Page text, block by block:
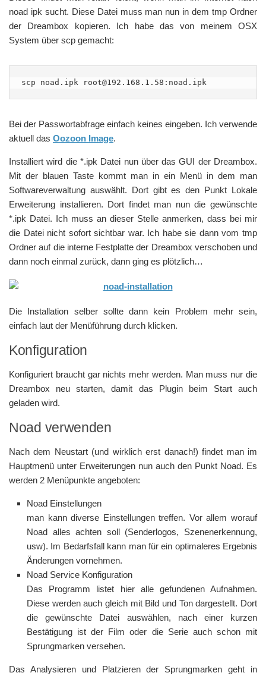
noad ipk sucht. Diese Datei muss man nun in dem tmp Ordner
der Dreambox kopieren. Ich habe das von meinem OSX
System über scp gemacht:
scp noad.ipk root@192.168.1.58:noad.ipk
Bei der Passwortabfrage einfach keines eingeben. Ich verwende
aktuell das Oozoon Image.
Installiert wird die *.ipk Datei nun über das GUI der Dreambox.
Mit der blauen Taste kommt man in ein Menü in dem man
Softwareverwaltung auswählt. Dort gibt es den Punkt Lokale
Erweiterung installieren. Dort findet man nun die gewünschte
*.ipk Datei. Ich muss an dieser Stelle anmerken, dass bei mir
die Datei nicht sofort sichtbar war. Ich habe sie dann vom tmp
Ordner auf die interne Festplatte der Dreambox verschoben und
dann noch einmal zurück, dann ging es plötzlich…
Die Installation selber sollte dann kein Problem mehr sein,
einfach laut der Menüführung durch klicken.
Konfiguration
Konfiguriert braucht gar nichts mehr werden. Man muss nur die
Dreambox neu starten, damit das Plugin beim Start auch
geladen wird.
Noad verwenden
Nach dem Neustart (und wirklich erst danach!) findet man im
Hauptmenü unter Erweiterungen nun auch den Punkt Noad. Es
werden 2 Menüpunkte angeboten:
Noad Einstellungen
man kann diverse Einstellungen treffen. Vor allem worauf
Noad alles achten soll (Senderlogos, Szenenerkennung,
usw). Im Bedarfsfall kann man für ein optimaleres Ergebnis
Änderungen vornehmen.
Noad Service Konfiguration
Das Programm listet hier alle gefundenen Aufnahmen.
Diese werden auch gleich mit Bild und Ton dargestellt. Dort
die gewünschte Datei auswählen, nach einer kurzen
Bestätigung ist der Film oder die Serie auch schon mit
Sprungmarken versehen.
Das Analysieren und Platzieren der Sprungmarken geht in